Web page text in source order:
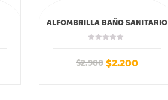
ALFOMBRILLA BAÑO SANITARIO
COLORES
$2.900$2.200